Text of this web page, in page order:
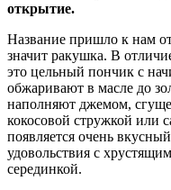
открытие.
Название пришло к нам
значит ракушка. В
это цельный пончик с
обжаривают в масле до
наполняют джемом,
кокосовой стружкой или
появляется очень
удовольствия с
серединкой.